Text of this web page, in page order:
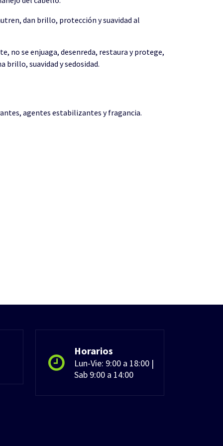
dan brillo, protección y suavidad al
no se enjuaga, desenreda, restaura y protege,
brillo, suavidad y sedosidad.
agentes estabilizantes y fragancia.
Horarios
Lun-Vie: 9:00 a 18:00 |
Sab 9:00 a 14:00